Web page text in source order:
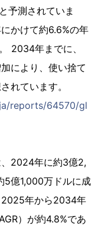
予測されていま
かけて約6.6%の年
2034年までに、
により、使い捨て
れています。
reports/64570/gl
2024年に約3億2,
億1,000万ドルに成
2025年から2034年
）が約4.8%であ